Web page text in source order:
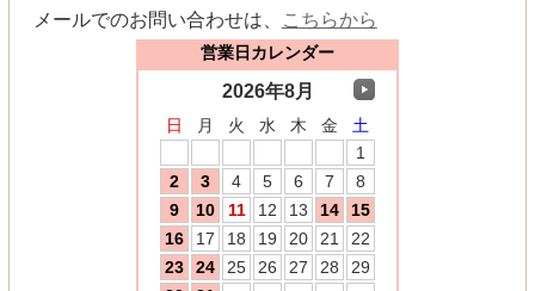
メールでのお問い合わせは、 こちらから